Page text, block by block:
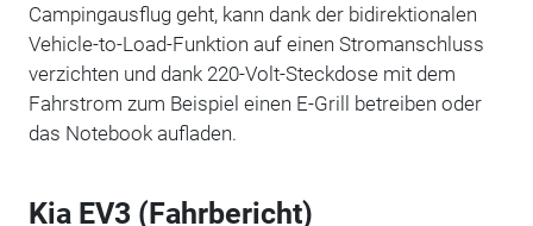
Campingausflug geht, kann dank der bidirektionalen
Vehicle-to-Load-Funktion auf einen Stromanschluss
verzichten und dank 220-Volt-Steckdose mit dem
Fahrstrom zum Beispiel einen E-Grill betreiben oder
das Notebook aufladen.
Kia EV3 (Fahrbericht)